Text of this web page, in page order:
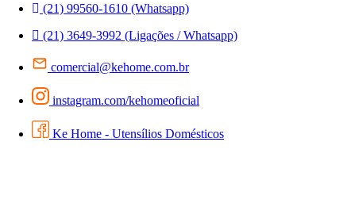
(21) 99560-1610 (Whatsapp)
(21) 3649-3992 (Ligações / Whatsapp)
comercial@kehome.com.br
instagram.com/kehomeoficial
Ke Home - Utensílios Domésticos